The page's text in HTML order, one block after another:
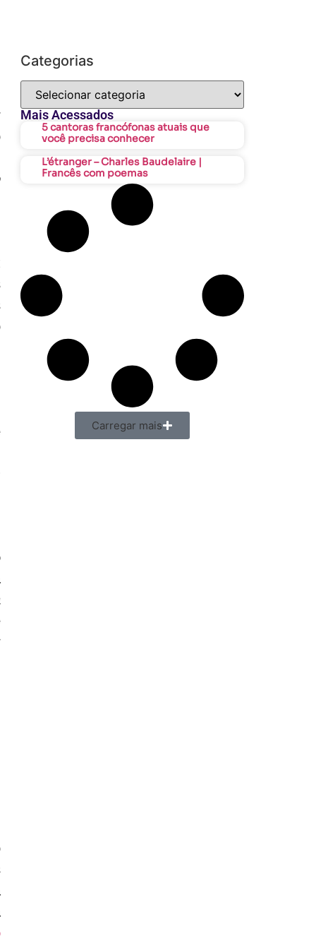
Categorias
Mais Acessados
5 cantoras francófonas atuais que
você precisa conhecer
L’étranger – Charles Baudelaire |
Francês com poemas
Carregar mais